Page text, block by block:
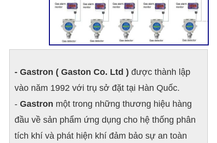
- Gastron ( Gaston Co. Ltd ) được thành lập
vào năm 1992 với trụ sở đặt tại Hàn Quốc.
- Gastron một trong những thương hiệu hàng
đầu về sản phẩm ứng dụng cho hệ thống phân
tích khí và phát hiện khí đảm bảo sự an toàn